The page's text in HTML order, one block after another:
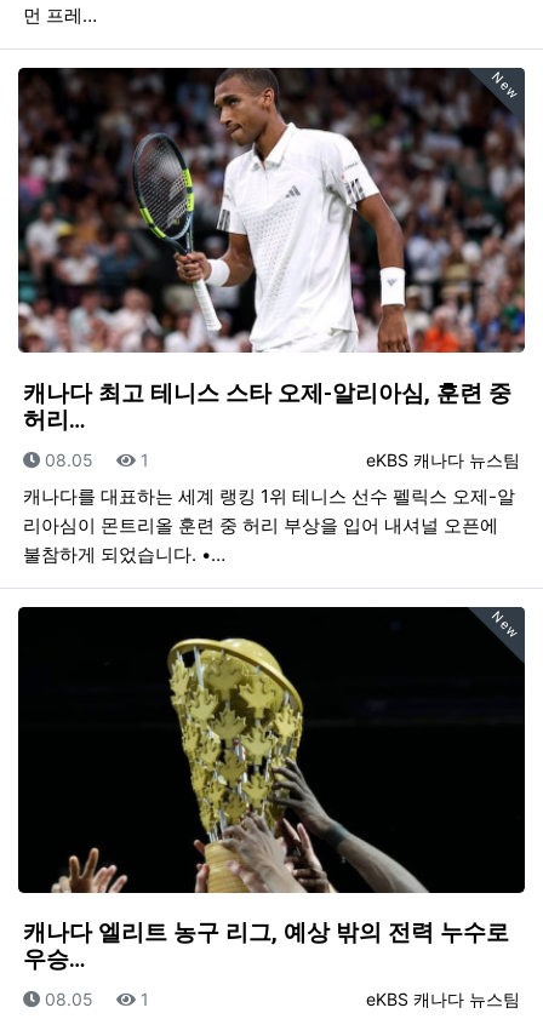
먼 프레…
New
캐나다 최고 테니스 스타 오제-알리아심, 훈련 중
허리…
등록자
eKBS 캐나다 뉴스팀
등록일
08.05 조회
1
캐나다를 대표하는 세계 랭킹 1위 테니스 선수 펠릭스 오제-알
리아심이 몬트리올 훈련 중 허리 부상을 입어 내셔널 오픈에
불참하게 되었습니다. •…
New
캐나다 엘리트 농구 리그, 예상 밖의 전력 누수로
우승…
등록자
eKBS 캐나다 뉴스팀
등록일
08.05 조회
1